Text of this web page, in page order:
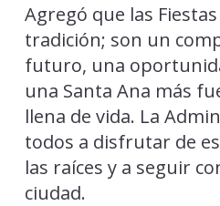
Agregó que las
tradición; son un
futuro, una
una Santa Ana más
llena de vida. La
todos a disfrutar de
las raíces y a seguir
ciudad.